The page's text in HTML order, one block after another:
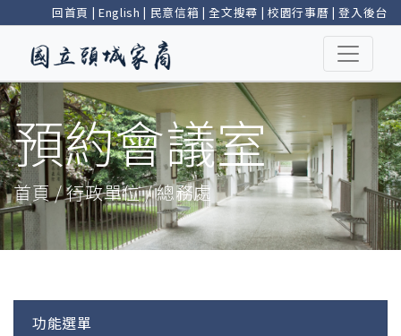
回首頁 | English | 民意信箱 |全文搜尋 | 校園行事曆 |登入後台
預約會議室
首頁 / 行政單位 / 總務處
功能選單